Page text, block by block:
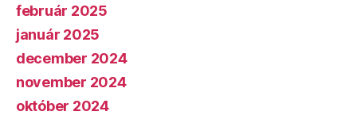
február 2025
január 2025
december 2024
november 2024
október 2024